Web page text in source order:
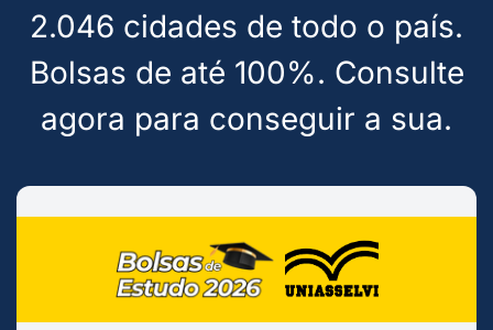
2.046 cidades de todo o país.
Bolsas de até 100%. Consulte
agora para conseguir a sua.